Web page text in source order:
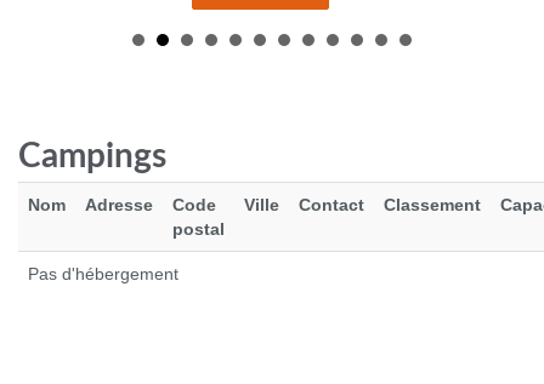
Campings
Nom Adresse
Code
postal
Ville Contact Classement
Pas d'hébergement